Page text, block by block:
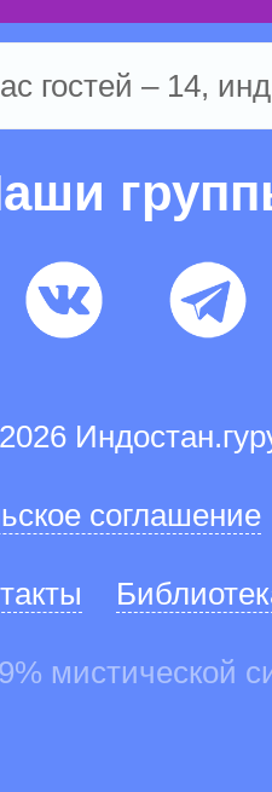
гостей – 14,
соглашение
мистической